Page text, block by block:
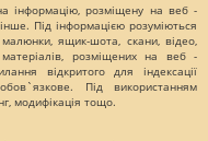
інформацію, розміщену на веб -
Під інформацією розуміються
малюнки, ящик-шота, скани, відео,
розміщених на веб -
відкритого для індексації
Під використанням
модифікація тощо.